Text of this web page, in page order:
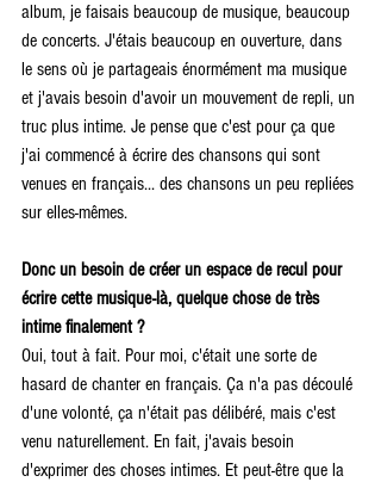
album, je faisais beaucoup de musique, beaucoup
de concerts. J'étais beaucoup en ouverture, dans
le sens où je partageais énormément ma musique
et j'avais besoin d'avoir un mouvement de repli, un
truc plus intime. Je pense que c'est pour ça que
j'ai commencé à écrire des chansons qui sont
venues en français... des chansons un peu repliées
sur elles-mêmes.
Donc un besoin de créer un espace de recul pour
écrire cette musique-là, quelque chose de très
intime finalement ?
Oui, tout à fait. Pour moi, c'était une sorte de
hasard de chanter en français. Ça n'a pas découlé
d'une volonté, ça n'était pas délibéré, mais c'est
venu naturellement. En fait, j'avais besoin
d'exprimer des choses intimes. Et peut-être que la